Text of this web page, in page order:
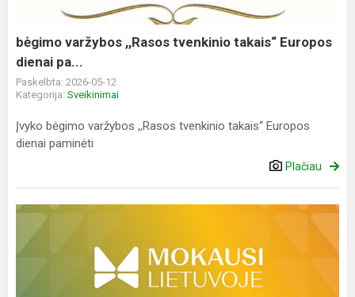
pa...
bėgimo varžybos ,,Rasos tvenkinio takais“ Europos
dienai pa...
Paskelbta: 2026-05-12
Kategorija: Sveikinimai
Įvyko bėgimo varžybos ,,Rasos tvenkinio takais“ Europos
dienai paminėti
Plačiau
II
priėmimo
į